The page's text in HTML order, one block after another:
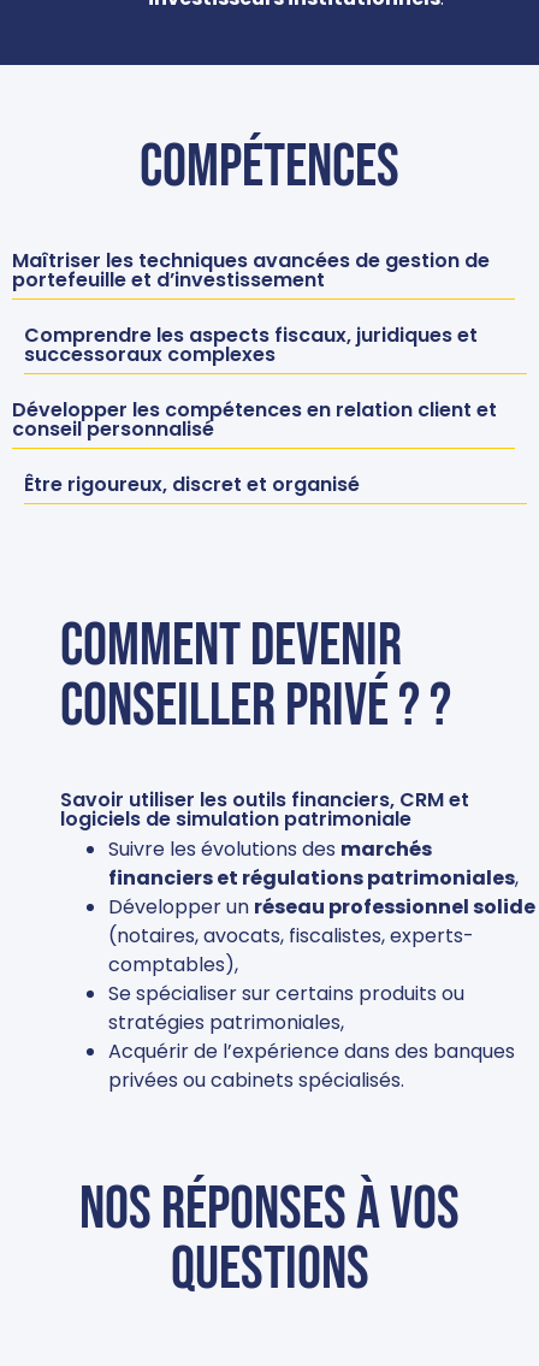
Compétences
Maîtriser les techniques avancées de gestion de
portefeuille et d’investissement
Comprendre les aspects fiscaux, juridiques et
successoraux complexes
Développer les compétences en relation client et
conseil personnalisé
Être rigoureux, discret et organisé
Comment devenir
conseiller privé ? ?
Savoir utiliser les outils financiers, CRM et
logiciels de simulation patrimoniale
Suivre les évolutions des marchés
financiers et régulations patrimoniales,
Développer un réseau professionnel solide
(notaires, avocats, fiscalistes, experts-
comptables),
Se spécialiser sur certains produits ou
stratégies patrimoniales,
Acquérir de l’expérience dans des banques
privées ou cabinets spécialisés.
Nos réponses à vos
questions